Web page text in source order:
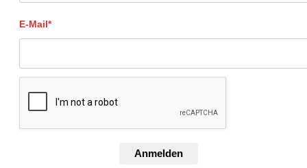
E-Mail*
Anmelden